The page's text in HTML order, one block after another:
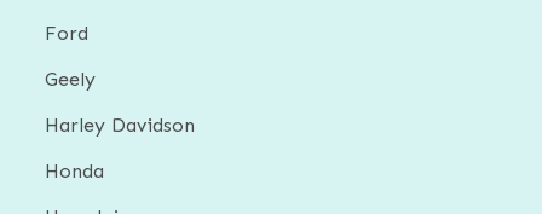
Ford
Geely
Harley Davidson
Honda